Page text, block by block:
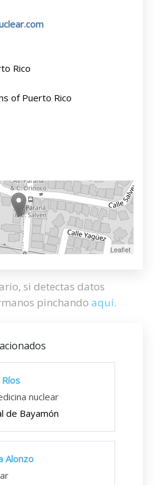
Rico
of Puerto Rico
Leaflet
si detectas datos
pinchando aquí.
nuclear
de Bayamón
Alonzo